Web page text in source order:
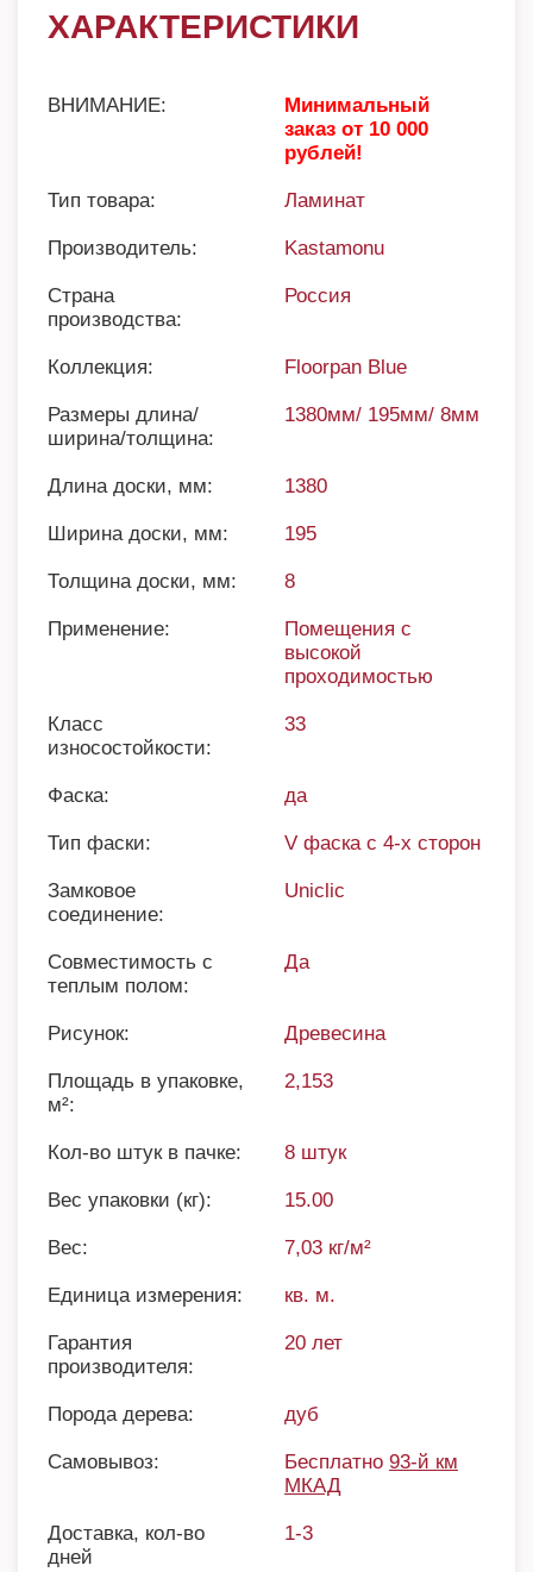
ХАРАКТЕРИСТИКИ
ВНИМАНИЕ:
Минимальный
заказ от 10 000
рублей!
Тип товара: Ламинат
Производитель: Kastamonu
Страна
производства:
Россия
Коллекция: Floorpan Blue
Размеры длина/
ширина/толщина:
1380мм/ 195мм/ 8мм
Длина доски, мм: 1380
Ширина доски, мм: 195
Толщина доски, мм: 8
Применение:
Помещения с
высокой
проходимостью
Класс
износостойкости:
33
Фаска: да
Тип фаски: V фаска с 4-х сторон
Замковое
соединение:
Uniclic
Совместимость с
теплым полом:
Да
Рисунок: Древесина
Площадь в упаковке,
м²:
2,153
Кол-во штук в пачке: 8 штук
Вес упаковки (кг): 15.00
Вес: 7,03 кг/м²
Единица измерения: кв. м.
Гарантия
производителя:
20 лет
Порода дерева: дуб
Самовывоз: Бесплатно 93-й км
МКАД
Доставка, кол-во
дней
1-3